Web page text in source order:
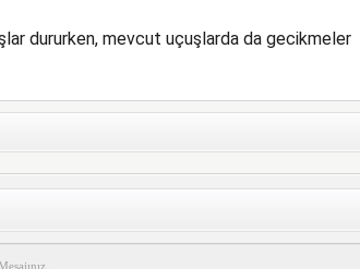
dururken, mevcut uçuşlarda da gecikmeler